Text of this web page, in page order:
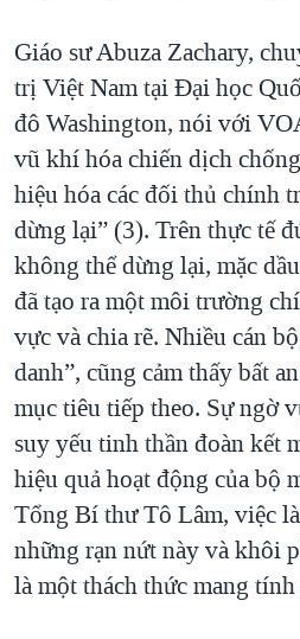
Giáo sư Abuza Zachary,
trị Việt Nam tại Đại học
đô Washington, nói với
vũ khí hóa chiến dịch
hiệu hóa các đối thủ chính
dừng lại” (3). Trên thực tế
không thể dừng lại, mặc
đã tạo ra một môi trường
vực và chia rẽ. Nhiều cán
danh”, cũng cảm thấy bất
mục tiêu tiếp theo. Sự ngờ
suy yếu tinh thần đoàn kết
hiệu quả hoạt động của
Tổng Bí thư Tô Lâm, việc
những rạn nứt này và khôi
là một thách thức mang